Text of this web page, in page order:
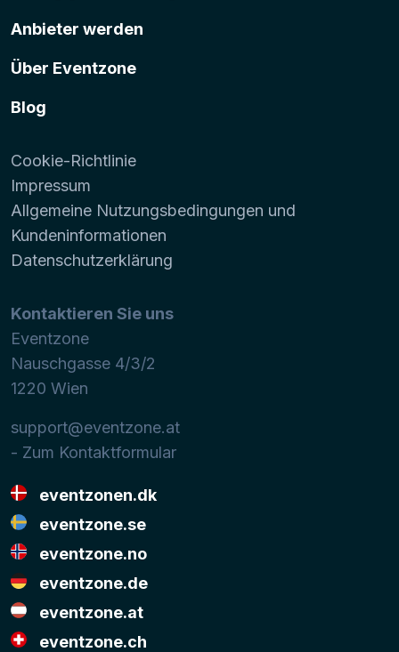
Anbieter werden
Über Eventzone
Blog
Cookie-Richtlinie
Impressum
Allgemeine Nutzungsbedingungen und
Kundeninformationen
Datenschutzerklärung
Kontaktieren Sie uns
Eventzone
Nauschgasse 4/3/2
1220 Wien
support@eventzone.at
- Zum Kontaktformular
eventzonen.dk
eventzone.se
eventzone.no
eventzone.de
eventzone.at
eventzone.ch